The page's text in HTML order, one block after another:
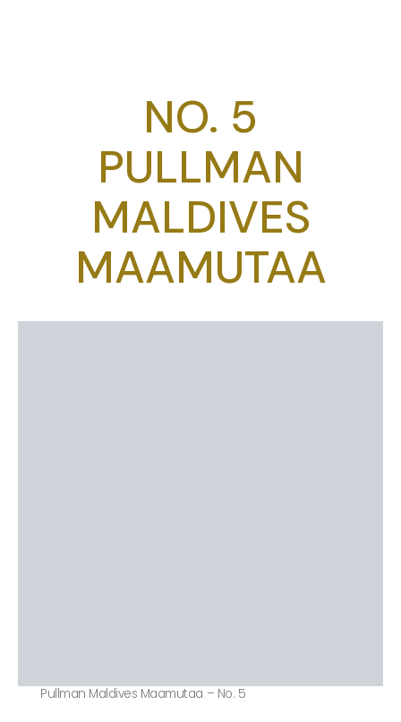
NO. 5
PULLMAN
MALDIVES
MAAMUTAA
Pullman Maldives Maamutaa – No. 5